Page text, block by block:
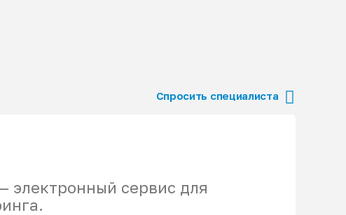
Спросить специалиста
электронный сервис для